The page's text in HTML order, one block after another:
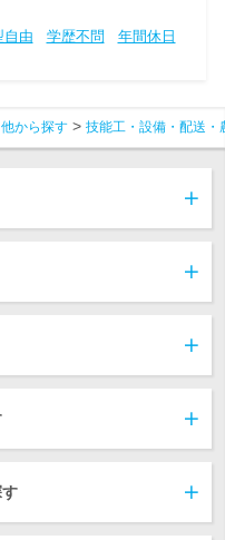
自由 学歴不問
年間休日
から探す 技能工・設備・配送・